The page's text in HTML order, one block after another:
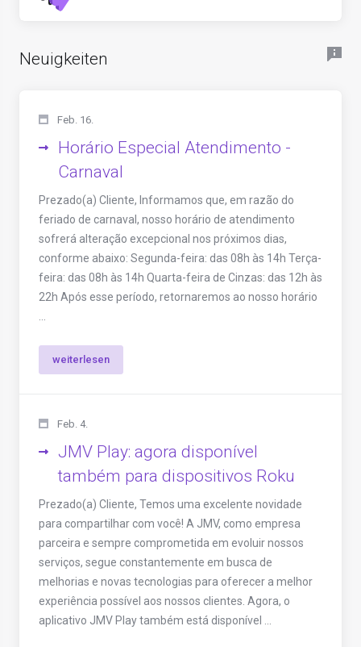
Neuigkeiten
Feb. 16.
Horário Especial Atendimento -
Carnaval
Prezado(a) Cliente, Informamos que, em razão do
feriado de carnaval, nosso horário de atendimento
sofrerá alteração excepcional nos próximos dias,
conforme abaixo: Segunda-feira: das 08h às 14h Terça-
feira: das 08h às 14h Quarta-feira de Cinzas: das 12h às
22h Após esse período, retornaremos ao nosso horário
weiterlesen
Feb. 4.
JMV Play: agora disponível
também para dispositivos Roku
Prezado(a) Cliente, Temos uma excelente novidade
para compartilhar com você! A JMV, como empresa
parceira e sempre comprometida em evoluir nossos
serviços, segue constantemente em busca de
melhorias e novas tecnologias para oferecer a melhor
experiência possível aos nossos clientes. Agora, o
aplicativo JMV Play também está disponível ...